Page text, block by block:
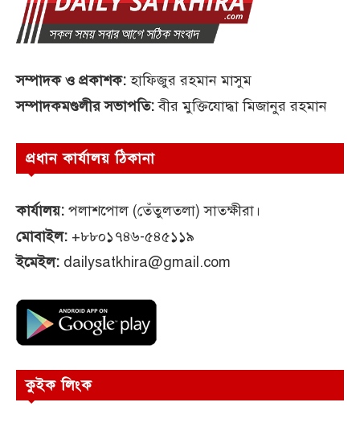
সম্পাদক ও প্রকাশক:হাফিজুর রহমান মাসুম
সম্পাদকমণ্ডলীর সভাপতি:বীর মুক্তিযোদ্ধা মিজানুর রহমান
প্রধান কার্যালয় ঠিকানা
কার্যালয়: পলাশপোল (তেঁতুলতলা) সাতক্ষীরা।
মোবাইল: +৮৮০১৭৪৬-৫৪৫১১৯
ইমেইল: dailysatkhira@gmail.com
কুইক লিংক